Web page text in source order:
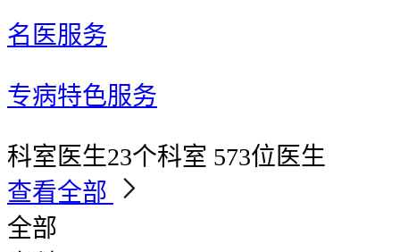
名医服务
专病特色服务
科室医生23个科室 573位医生
查看全部
全部